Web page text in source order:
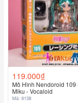
119.000₫
Mô Hình Nendoroid 109
Miku - Vocaloid
Mã: 6138